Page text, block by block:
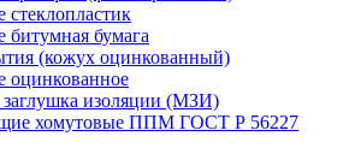
битумная бумага
(кожух оцинкованный)
оцинкованное
заглушка изоляции (МЗИ)
хомутовые ППМ ГОСТ Р 56227